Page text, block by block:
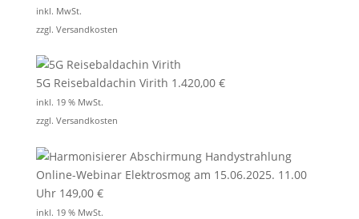
inkl. MwSt.
zzgl. Versandkosten
5G Reisebaldachin Virith 1.420,00 €
inkl. 19 % MwSt.
zzgl. Versandkosten
Online-Webinar Elektrosmog am 15.06.2025. 11.00
Uhr 149,00 €
inkl. 19 % MwSt.